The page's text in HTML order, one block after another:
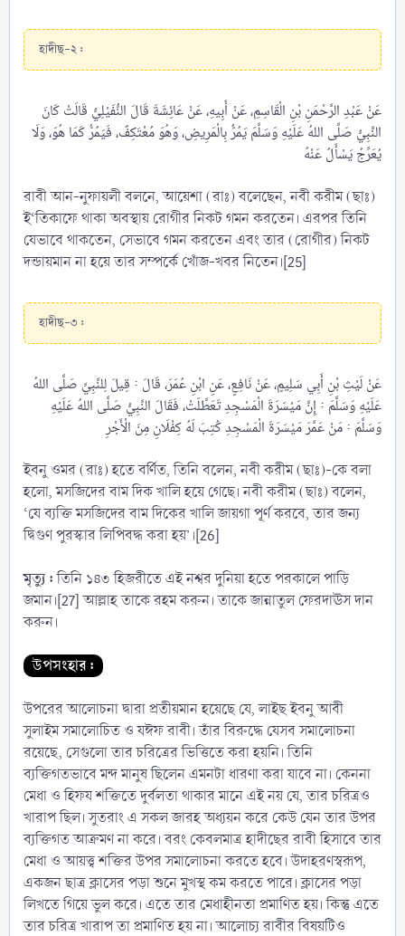
হাদীছ-২ :
عَنْ عَبْدِ الرَّحْمَنِ بْنِ الْقَاسِمِ، عَنْ أَبِيهِ، عَنْ عَائِشَةَ قَالَ النُّفَيْلِيُّ قَالَتْ كَانَ
النَّبِيُّ صَلَّى اللهُ عَلَيْهِ وَسَلَّمَ يَمُرُّ بِالْمَرِيضِ، وَهُوَ مُعْتَكِفٌ، فَيَمُرُّ كَمَا هُوَ، وَلَا
রাবী আন-নুফায়লী বলনে, আয়েশা (রাঃ) বলেছেন, নবী করীম (ছাঃ)
ই‘তিকাফে থাকা অবস্থায় রোগীর নিকট গমন করতেন। এরপর তিনি
যেভাবে থাকতেন, সেভাবে গমন করতেন এবং তার (রোগীর) নিকট
দন্ডায়মান না হয়ে তার সম্পর্কে খোঁজ-খবর নিতেন।[25]
হাদীছ-৩ :
عَنْ لَيْثِ بْنِ أَبِي سَلِيمٍ، عَنْ نَافِعٍ، عَنِ ابْنِ عُمَرَ، قَالَ : قِيلَ لِلنَّبِيِّ صَلَّى اللهُ
عَلَيْهِ وَسَلَّمَ : إِنَّ مَيْسَرَةَ الْمَسْجِدِ تَعَطَّلَتْ، فَقَالَ النَّبِيُّ صَلَّى اللهُ عَلَيْهِ
ইবনু ওমর (রাঃ) হতে বর্ণিত, তিনি বলেন, নবী করীম (ছাঃ)-কে বলা
হলো, মসজিদের বাম দিক খালি হয়ে গেছে। নবী করীম (ছাঃ) বলেন,
‘যে ব্যক্তি মসজিদের বাম দিকের খালি জায়গা পূর্ণ করবে, তার জন্য
দ্বিগুণ পুরস্কার লিপিবদ্ধ করা হয়’।[26]
মৃত্যু :তিনি ১৪৩ হিজরীতে এই নশ্বর দুনিয়া হতে পরকালে পাড়ি
জমান।[27] আল্লাহ তাকে রহম করুন। তাকে জান্নাতুল ফেরদাঊস দান
করুন।
উপসংহার :
উপরের আলোচনা দ্বারা প্রতীয়মান হয়েছে যে, লাইছ ইবনু আবী
সুলাইম সমালোচিত ও যঈফ রাবী। তাঁর বিরুদ্ধে যেসব সমালোচনা
রয়েছে, সেগুলো তার চরিত্রের ভিত্তিতে করা হয়নি। তিনি
ব্যক্তিগতভাবে মন্দ মানুষ ছিলেন এমনটা ধারণা করা যাবে না। কেননা
মেধা ও হিফয শক্তিতে দুর্বলতা থাকার মানে এই নয় যে, তার চরিত্রও
খারাপ ছিল। সুতরাং এ সকল জারহ অধ্যয়ন করে কেউ যেন তার উপর
ব্যক্তিগত আক্রমণ না করে। বরং কেবলমাত্র হাদীছের রাবী হিসাবে তার
মেধা ও আয়ত্ত্ব শক্তির উপর সমালোচনা করতে হবে। উদাহরণস্বরূপ,
একজন ছাত্র ক্লাসের পড়া শুনে মুখস্থ কম করতে পারে। ক্লাসের পড়া
লিখতে গিয়ে ভুল করে। এতে তার মেধাহীনতা প্রমাণিত হয়। কিন্তু এতে
তার চরিত্র খারাপ তা প্রমাণিত হয় না। আলোচ্য রাবীর বিষয়টিও